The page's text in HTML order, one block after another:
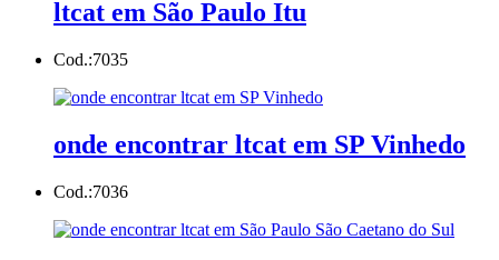
ltcat em São Paulo Itu
Cod.:7035
onde encontrar ltcat em SP Vinhedo
Cod.:7036